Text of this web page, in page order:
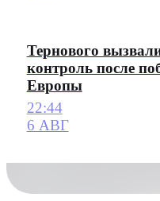
Тернового
контроль после
Европы
22:44
6 АВГ